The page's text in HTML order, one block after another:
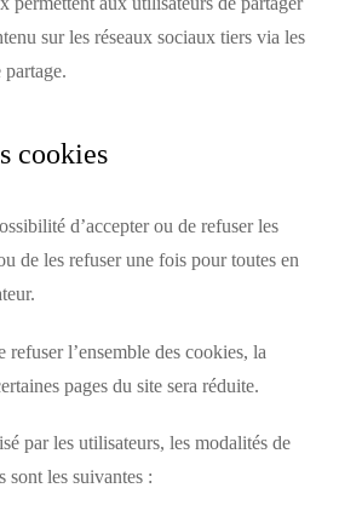
sur les réseaux sociaux tiers via les
cookies
d’accepter ou de refuser les
de les refuser une fois pour toutes en
refuser l’ensemble des cookies, la
pages du site sera réduite.
par les utilisateurs, les modalités de
sont les suivantes :